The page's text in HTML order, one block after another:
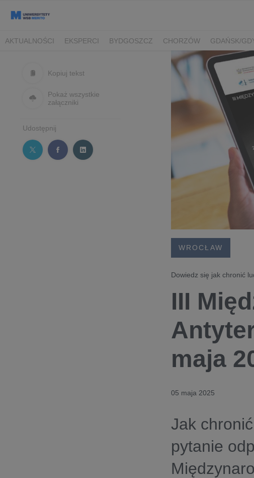
AKTUALNOŚCI EKSPERCI BYDGOSZCZ CHORZÓW GDAŃSK/
Kopiuj tekst
Pokaż wszystkie
załączniki
Udostępnij
WROCŁAW
Dowiedz się jak chronić
III
maja
05 maja 2025
Jak
pytanie